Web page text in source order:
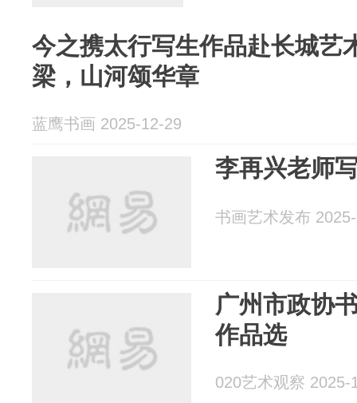
今之携太行写生作品赴长城艺
梁，山河颂华章
蓝鹰书画 2025-12-29
李再兴老师
书画艺术发布
广州市政协
作品选
020艺术观察 2025-